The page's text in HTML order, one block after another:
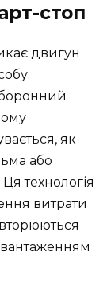
стоп
двигун
як
або
технологія
витрати